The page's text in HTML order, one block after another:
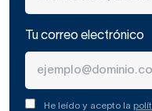
Tu correo electrónico
He leído y acepto la